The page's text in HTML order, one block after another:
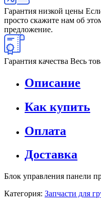
Гарантия низкой цены
просто скажите нам об
предложение.
Гарантия качества Весь
Описание
Как купить
Оплата
Доставка
Блок управления панели
Категория: Запчасти для